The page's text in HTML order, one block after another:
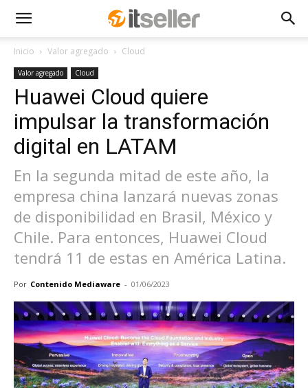
Inicio Valor agregado Cloud
Valor agregado Cloud
Huawei Cloud quiere
impulsar la transformación
digital en LATAM
En la segunda mitad de este año, la
empresa china lanzará nuevas zonas
de disponibilidad en Brasil, México y
Chile. Para entonces, Huawei Cloud
tendrá 11 de estas en América Latina.
Por Contenido Mediaware - 01/06/2023